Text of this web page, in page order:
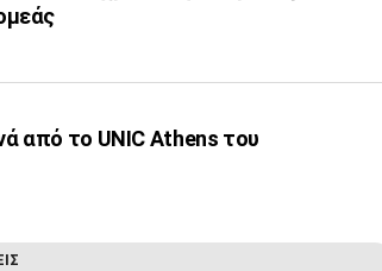
από το UNIC Athens του